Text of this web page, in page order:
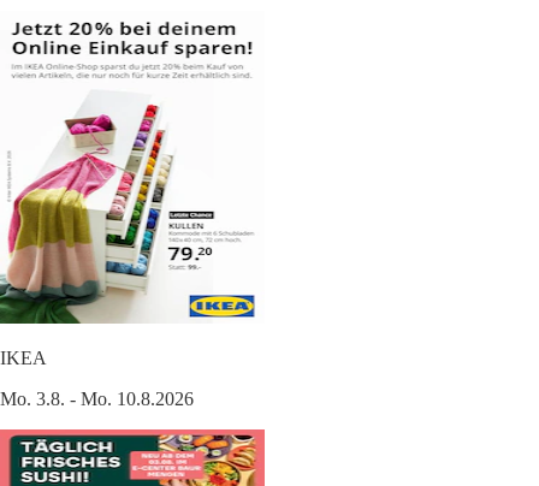
IKEA
Mo. 3.8. - Mo. 10.8.2026